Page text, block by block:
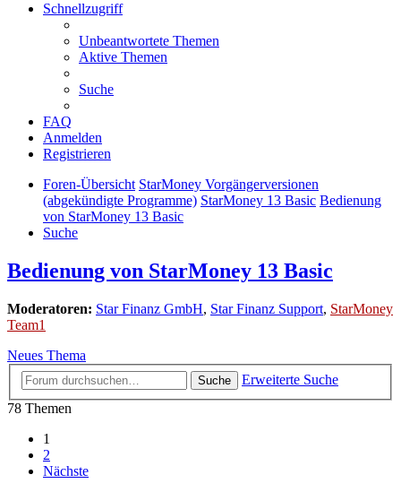
Schnellzugriff
Unbeantwortete Themen
Aktive Themen
Suche
FAQ
Anmelden
Registrieren
Foren-Übersicht StarMoney Vorgängerversionen
(abgekündigte Programme) StarMoney 13 Basic Bedienung
von StarMoney 13 Basic
Suche
Bedienung von StarMoney 13 Basic
Moderatoren: Star Finanz GmbH, Star Finanz Support, StarMoney
Team1
Neues Thema
Suche
Erweiterte Suche
78 Themen
1
2
Nächste